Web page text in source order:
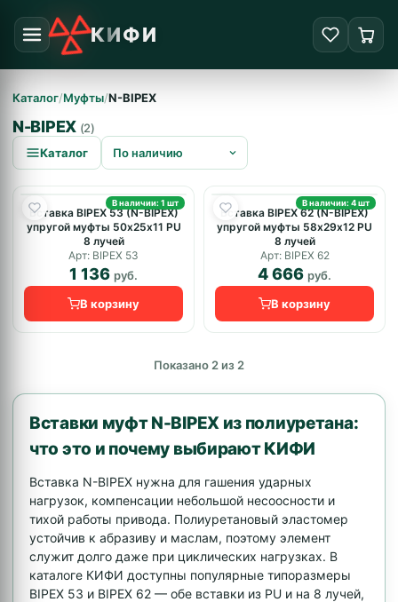
КИФИ
Каталог/Муфты/N-BIPEX
N-BIPEX (2)
Каталог
В наличии: 1 шт
Вставка BIPEX 53 (N-BIPEX)
упругой муфты 50х25х11 PU
8 лучей
Арт: BIPEX 53
1 136 руб.
В корзину
В наличии: 4 шт
Вставка BIPEX 62 (N-BIPEX)
упругой муфты 58х29х12 PU
8 лучей
Арт: BIPEX 62
4 666 руб.
В корзину
Показано 2 из 2
Вставки муфт N-BIPEX из полиуретана:
что это и почему выбирают КИФИ
Вставка N-BIPEX нужна для гашения ударных
нагрузок, компенсации небольшой несоосности и
тихой работы привода. Полиуретановый эластомер
устойчив к абразиву и маслам, поэтому элемент
служит долго даже при циклических нагрузках. В
каталоге КИФИ доступны популярные типоразмеры
BIPEX 53 и BIPEX 62 — обе вставки из PU и на 8 лучей,